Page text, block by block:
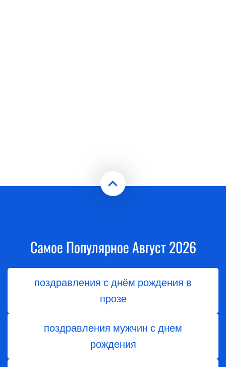
Самое Популярное Август 2026
поздравления с днём рождения в
прозе
поздравления мужчин с днем
рождения